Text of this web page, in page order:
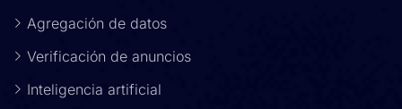
Agregación de datos
Verificación de anuncios
Inteligencia artificial